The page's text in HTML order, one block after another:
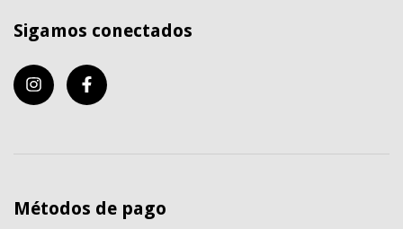
Sigamos conectados
Métodos de pago